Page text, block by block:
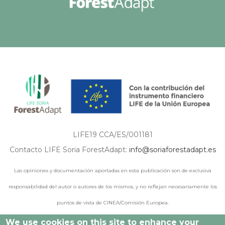
LIFE19 CCA/ES/001181
Contacto LIFE Soria ForestAdapt: info@soriaforestadapt.es
Las opiniones y documentación aportadas en esta publicación son de exclusiva
responsabilidad del autor o autores de los mismos, y no reflejan necesariamente los
puntos de vista de CINEA/Comisión Europea.
We use cookies on this site to enhance your